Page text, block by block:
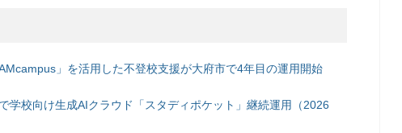
」を活用した不登校支援が大府市で4年目の運用開始
学校向け生成AIクラウド「スタディポケット」継続運用（2026